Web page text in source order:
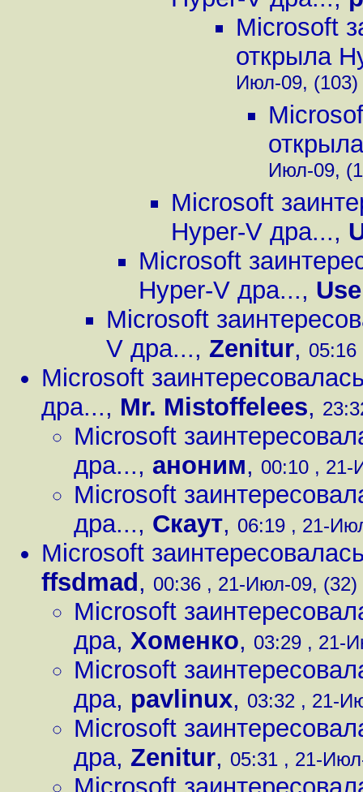
Microsoft
открыла
Июл-09, (103)
Июл-09,
Microsoft
Hyper-V дра...,
Microsoft
Hyper-V дра...,
Microsoft
V дра..., Zenitur,
Microsoft
дра..., Mr. Mistoffelees,
Microsoft
дра..., аноним, 00:10 , 21-
Microsoft
дра..., Скаут, 06:19 , 21-
Microsoft
ffsdmad , 00:36 , 21-Июл-09, (32)
Microsoft
дра, Хоменко, 03:29 , 21-
Microsoft
дра, pavlinux, 03:32 , 21-
Microsoft
дра, Zenitur, 05:31 , 21-